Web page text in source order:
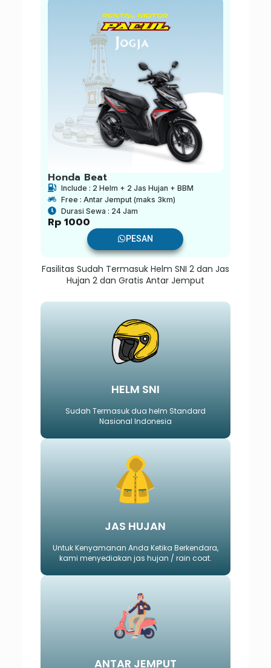
Honda Beat
Include : 2 Helm + 2 Jas Hujan + BBM
Free : Antar Jemput (maks 3km)
Durasi Sewa : 24 Jam
Rp 1000
PESAN
Fasilitas Sudah Termasuk Helm SNI 2 dan Jas
Hujan 2 dan Gratis Antar Jemput
HELM SNI
Sudah Termasuk dua helm Standard
Nasional Indonesia
JAS HUJAN
Untuk Kenyamanan Anda Ketika Berkendara,
kami menyediakan jas hujan / rain coat.
ANTAR JEMPUT